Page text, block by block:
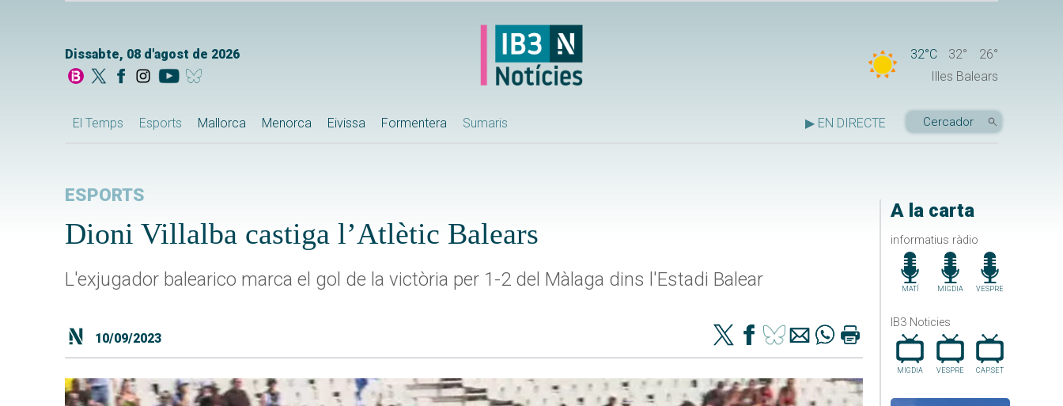
Dissabte, 08 d'agost de 2026 32°C 32°
26°
Illes Balears
El Temps Esports Mallorca Menorca Eivissa Formentera Sumaris ▶ EN DIRECTE
A la carta
informatius ràdio
MATÍ MIGDIA VESPRE
IB3 Noticies
MIGDIA VESPRE CAP.SET
ESPORTS
Dioni Villalba castiga l’Atlètic Balears
L'exjugador balearico marca el gol de la victòria per 1-2 del Màlaga dins l'Estadi Balear
10/09/2023